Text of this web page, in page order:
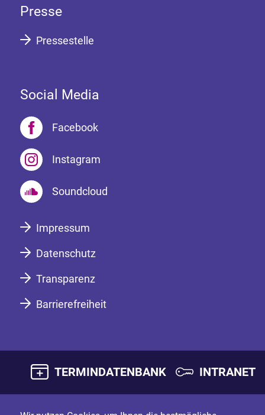
Presse
Pressestelle
Social Media
Facebook
Instagram
Soundcloud
Impressum
Datenschutz
Transparenz
Barrierefreiheit
TERMINDATENBANK INTRANET